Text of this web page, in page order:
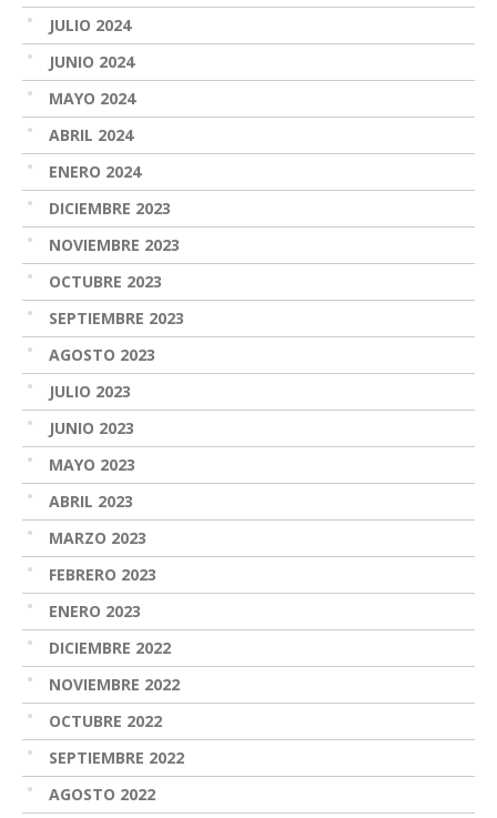
JULIO 2024
JUNIO 2024
MAYO 2024
ABRIL 2024
ENERO 2024
DICIEMBRE 2023
NOVIEMBRE 2023
OCTUBRE 2023
SEPTIEMBRE 2023
AGOSTO 2023
JULIO 2023
JUNIO 2023
MAYO 2023
ABRIL 2023
MARZO 2023
FEBRERO 2023
ENERO 2023
DICIEMBRE 2022
NOVIEMBRE 2022
OCTUBRE 2022
SEPTIEMBRE 2022
AGOSTO 2022